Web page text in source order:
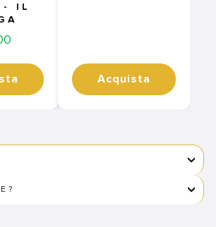
- IL
Acquista